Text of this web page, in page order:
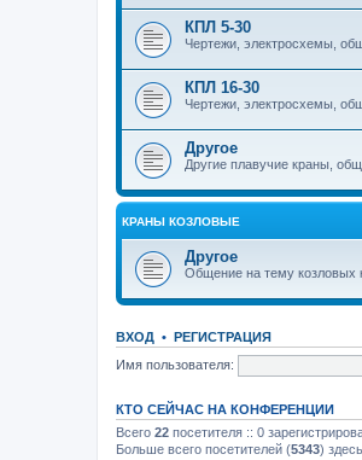
КПЛ 5-30
Чертежи, электросхемы,
КПЛ 16-30
Чертежи, электросхемы,
Другое
Другие плавучие краны,
КРАНЫ КОЗЛОВЫЕ
Другое
Общение на тему козловых
ВХОД • РЕГИСТРАЦИЯ
Имя пользователя:
КТО СЕЙЧАС НА КОНФЕРЕНЦИИ
Всего 22 посетителя :: 0
Больше всего посетителей (5343)